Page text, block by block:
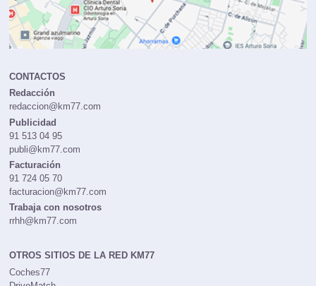
CONTACTOS
Redacción
redaccion@km77.com
Publicidad
91 513 04 95
publi@km77.com
Facturación
91 724 05 70
facturacion@km77.com
Trabaja con nosotros
rrhh@km77.com
OTROS SITIOS DE LA RED KM77
Coches77